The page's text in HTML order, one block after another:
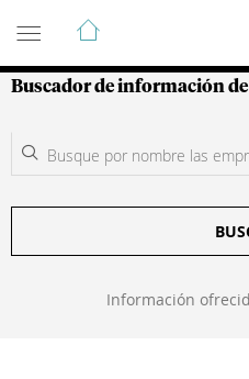
Guía de Empresas
Buscador de información
Información